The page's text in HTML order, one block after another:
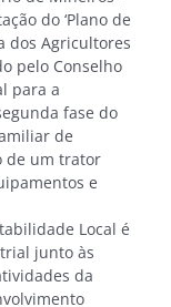
do ‘Plano de
dos Agricultores
pelo Conselho
para a
fase do
de
de um trator
e
Local é
junto às
da